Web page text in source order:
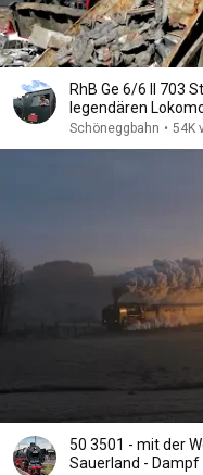
RhB Ge 6/6 II 703
legendären
Schöneggbahn • 54K
50 3501 - mit der
Sauerland - Dampf